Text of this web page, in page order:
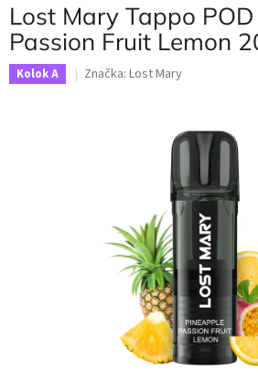
Lost Mary Tappo
Passion Fruit Lemon
Kolok A Značka: Lost Mary